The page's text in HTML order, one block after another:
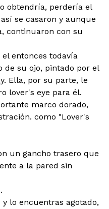
obtendría, perdería el
se casaron y aunque
continuaron con su
entonces todavía
su ojo, pintado por el
Ella, por su parte, le
lover's eye para él.
marco dorado,
como "Lover's
un gancho trasero que
a la pared sin
lo encuentras agotado,